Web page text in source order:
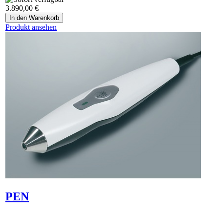
3.890,00 €
Produkt ansehen
PEN